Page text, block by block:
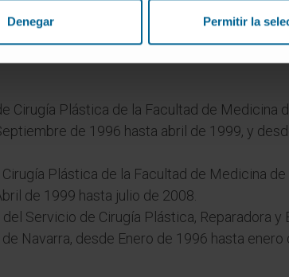
Denegar Permitir la
Cirugía Plástica de la Facultad de Medicina
de 1996 hasta abril de 1999, y
Plástica de la Facultad de Medicina de
de 1999 hasta julio de 2008.
Servicio de Cirugía Plástica, Reparadora y
Navarra, desde Enero de 1996 hasta enero